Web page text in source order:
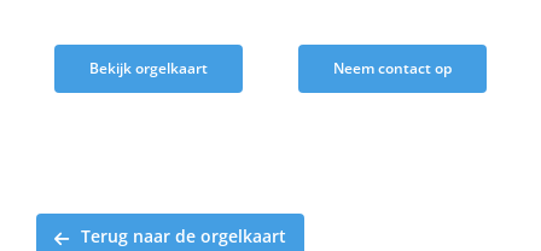
Bekijk orgelkaart Neem contact op
Terug naar de orgelkaart